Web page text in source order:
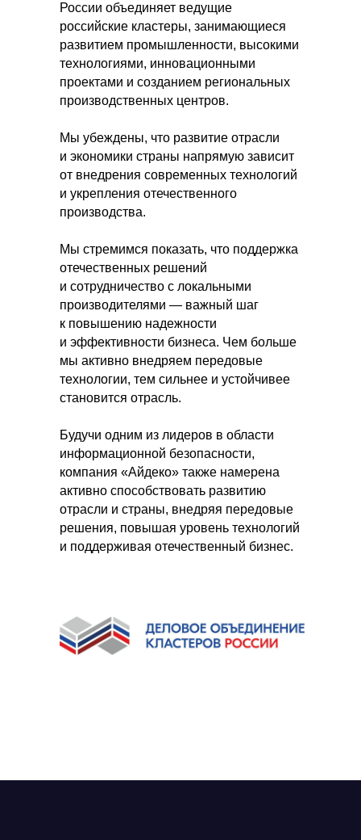
России объединяет ведущие
российские кластеры, занимающиеся
развитием промышленности, высокими
технологиями, инновационными
проектами и созданием региональных
производственных центров.
Мы убеждены, что развитие отрасли
и экономики страны напрямую зависит
от внедрения современных технологий
и укрепления отечественного
производства.
Мы стремимся показать, что поддержка
отечественных решений
и сотрудничество с локальными
производителями — важный шаг
к повышению надежности
и эффективности бизнеса. Чем больше
мы активно внедряем передовые
технологии, тем сильнее и устойчивее
становится отрасль.
Будучи одним из лидеров в области
информационной безопасности,
компания «Айдеко» также намерена
активно способствовать развитию
отрасли и страны, внедряя передовые
решения, повышая уровень технологий
и поддерживая отечественный бизнес.
Другие
публикации
по теме